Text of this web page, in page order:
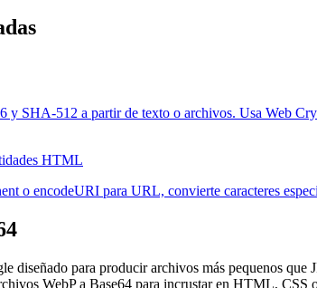
y SHA-512 a partir de texto o archivos. Usa Web
HTML
o encodeURI para URL, convierte caracteres
diseñado para producir archivos más pequenos
WebP a Base64 para incrustar en HTML, CSS